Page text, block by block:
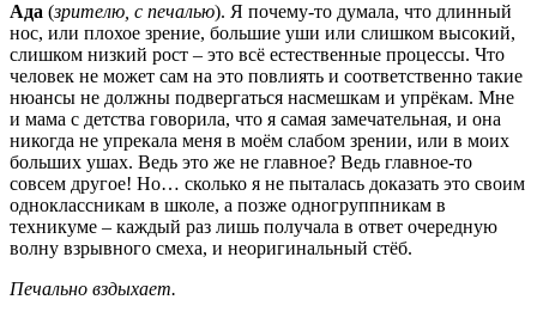
Ада (зрителю, с печалью). Я почему-то думала, что длинный
нос, или плохое зрение, большие уши или слишком высокий,
слишком низкий рост – это всё естественные процессы. Что
человек не может сам на это повлиять и соответственно такие
нюансы не должны подвергаться насмешкам и упрёкам. Мне
и мама с детства говорила, что я самая замечательная, и она
никогда не упрекала меня в моём слабом зрении, или в моих
больших ушах. Ведь это же не главное? Ведь главное-то
совсем другое! Но… сколько я не пыталась доказать это своим
одноклассникам в школе, а позже одногруппникам в
техникуме – каждый раз лишь получала в ответ очередную
волну взрывного смеха, и неоригинальный стёб.
Печально вздыхает.